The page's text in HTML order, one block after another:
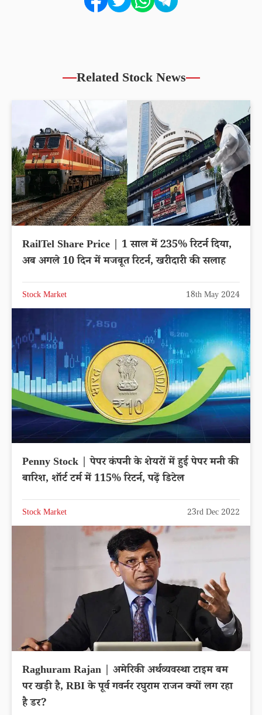
Related Stock News
RailTel Share Price | 1 साल में 235% रिटर्न दिया,
अब अगले 10 दिन में मजबूत रिटर्न, खरीदारी की सलाह
Stock Market 18th May 2024
Penny Stock | पेपर कंपनी के शेयरों में हुई पेपर मनी की
बारिश, शॉर्ट टर्म में 115% रिटर्न, पढ़ें डिटेल
Stock Market 23rd Dec 2022
Raghuram Rajan | अमेरिकी अर्थव्यवस्था टाइम बम
पर खड़ी है, RBI के पूर्व गवर्नर रघुराम राजन क्यों लग रहा
है डर?